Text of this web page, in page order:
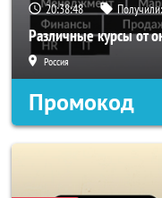
20:38:47
Различные курсы от
Россия
Промокод